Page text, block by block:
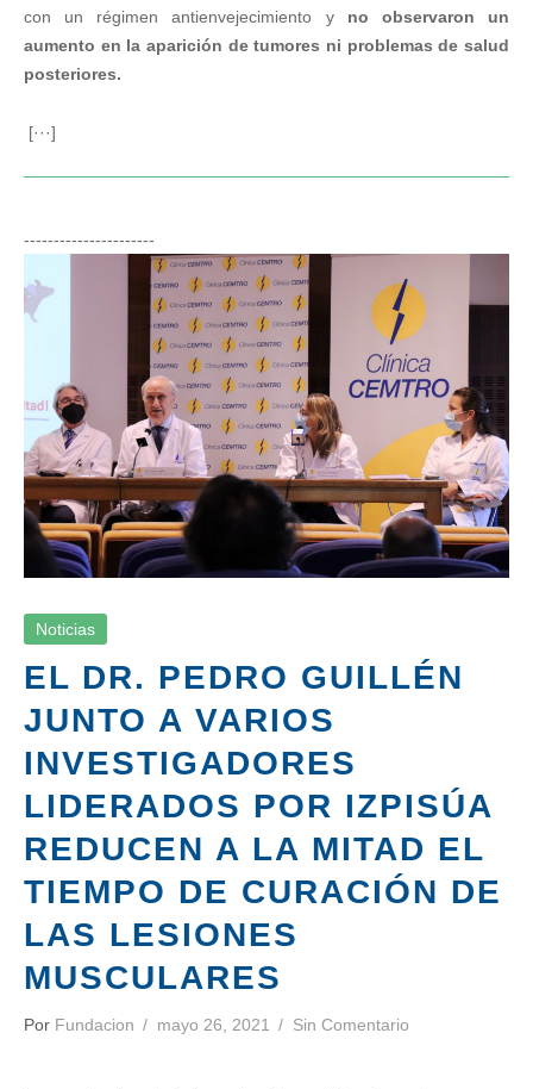
con un régimen antienvejecimiento y no observaron un
aumento en la aparición de tumores ni problemas de salud
posteriores.
[···]
----------------------
El Dr. Pedro Guillén junto a varios
investigadores liderados por Izpisúa reducen a
la mitad el tiempo de curación de las lesiones
musculares
Noticias
Noticias
EL DR. PEDRO GUILLÉN
JUNTO A VARIOS
INVESTIGADORES
LIDERADOS POR IZPISÚA
REDUCEN A LA MITAD EL
TIEMPO DE CURACIÓN DE
LAS LESIONES
MUSCULARES
Por Fundacion mayo 26, 2021 Sin Comentario